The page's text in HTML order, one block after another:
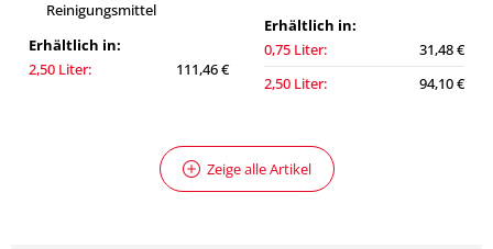
Reinigungsmittel
Erhältlich in:
2,50 Liter:
111,46 €
Erhältlich in:
0,75 Liter:
31,48 €
2,50 Liter:
94,10 €
Zeige alle Artikel